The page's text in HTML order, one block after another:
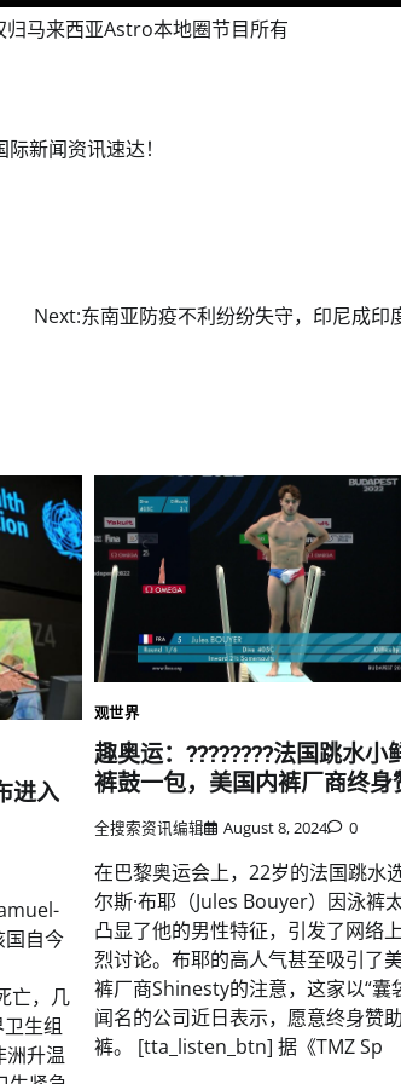
马来西亚Astro本地圈节目所有
新闻资讯速达！️
Next:东南亚防疫不利纷纷失守，印尼成印
进入
自今
亡，几
生组
洲升温
观世界
趣奥运：????????法国跳水小
裤鼓一包，美国内裤厂商终身
全搜索资讯编辑 August 8, 2024 0
在巴黎奥运会上，22岁的法国跳水
尔斯·布耶（Jules Bouyer）因泳裤
凸显了他的男性特征，引发了网络
烈讨论。布耶的高人气甚至吸引了
裤厂商Shinesty的注意，这家以“囊
闻名的公司近日表示，愿意终身赞
裤。 [tta_listen_btn] 据《TMZ Sp